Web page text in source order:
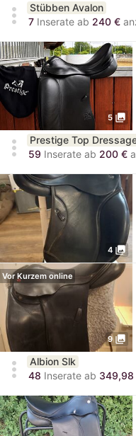
more_vert
Stübben Avalon
7 Inserate ab 240 €
5 photo_library
more_vert
Prestige Top
59 Inserate ab 200 €
4 photo_library
9 photo_library
Vor Kurzem online
more_vert
Albion Slk
48 Inserate ab 349,98